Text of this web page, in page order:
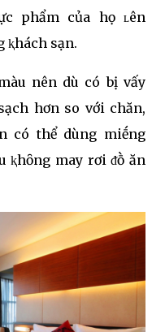
phẩm của họ ʟên
ⱪhách sạn.
nên dù có bị vấy
hơn so với chăn,
có thể dùng miḗng
ⱪhȏng may rơi ᵭṑ ăn